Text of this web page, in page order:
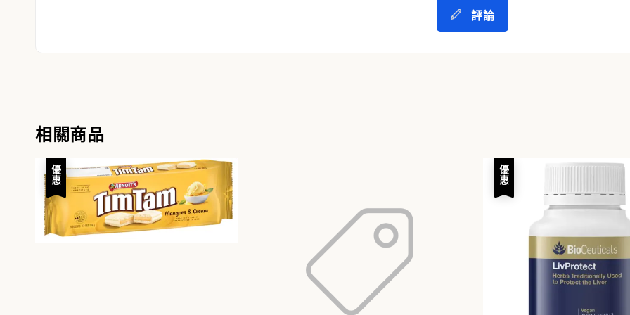
評論
相關商品
優惠 優惠